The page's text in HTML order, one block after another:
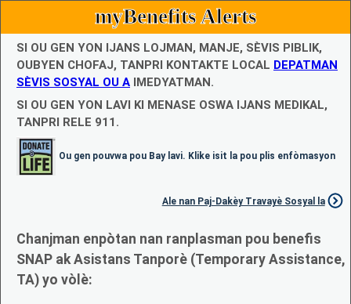
myBenefits Alerts
SI OU GEN YON IJANS LOJMAN, MANJE, SÈVIS PIBLIK,
OUBYEN CHOFAJ, TANPRI KONTAKTE LOCAL DEPATMAN
SÈVIS SOSYAL OU A IMEDYATMAN.
SI OU GEN YON LAVI KI MENASE OSWA IJANS MEDIKAL,
TANPRI RELE 911.
Ou gen pouvwa pou Bay lavi. Klike isit la pou plis enfòmasyon
Ale nan Paj-Dakèy Travayè Sosyal la
Chanjman enpòtan nan ranplasman pou benefis
SNAP ak Asistans Tanporè (Temporary Assistance,
TA) yo vòlè: